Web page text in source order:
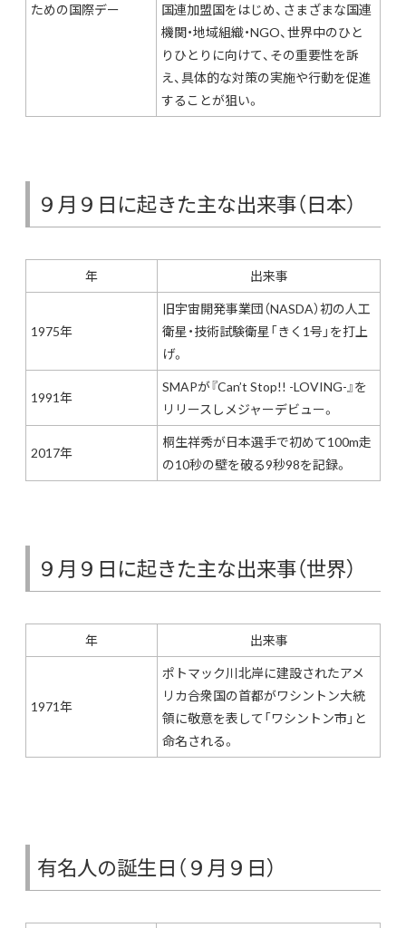
ための国際デー
国連加盟国をはじめ、さまざまな国連
機関・地域組織・NGO、世界中のひと
りひとりに向けて、その重要性を訴
え、具体的な対策の実施や行動を促進
することが狙い。
９月９日に起きた主な出来事（日本）
年 出来事
1975年
旧宇宙開発事業団（NASDA）初の人工
衛星・技術試験衛星「きく1号」を打上
げ。
1991年
SMAPが『Can’t Stop!! -LOVING-』を
リリースしメジャーデビュー。
2017年
桐生祥秀が日本選手で初めて100m走
の10秒の壁を破る9秒98を記録。
９月９日に起きた主な出来事（世界）
年 出来事
1971年
ポトマック川北岸に建設されたアメ
リカ合衆国の首都がワシントン大統
領に敬意を表して「ワシントン市」と
命名される。
有名人の誕生日（９月９日）